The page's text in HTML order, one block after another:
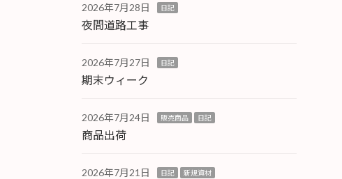
2026年7月28日 日記
夜間道路工事
2026年7月27日 日記
期末ウィーク
2026年7月24日 販売商品 日記
商品出荷
2026年7月21日 日記 新規資材